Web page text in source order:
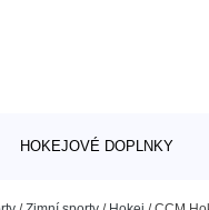
HOKEJOVÉ DOPLNKY